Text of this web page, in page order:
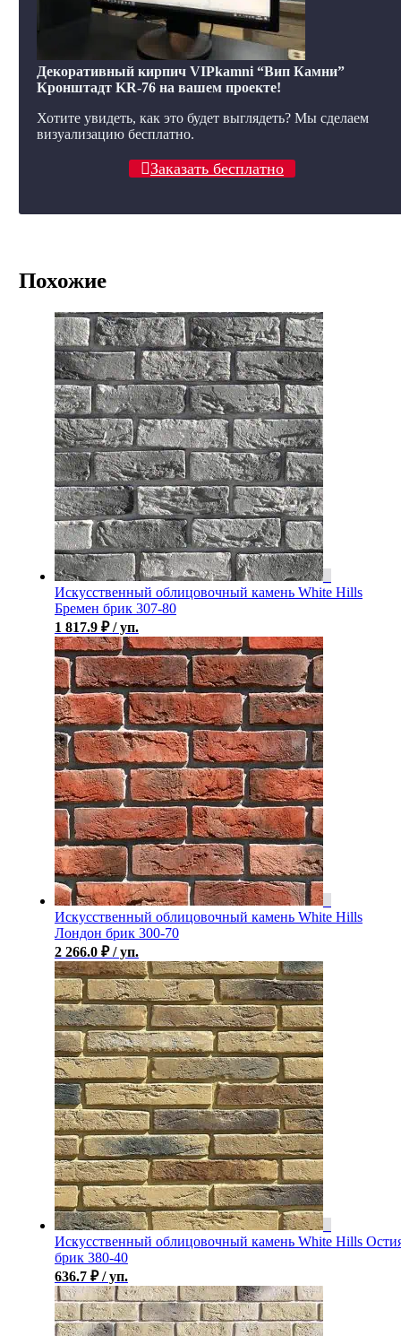
Декоративный кирпич VIPkamni “Вип Камни”
Кронштадт KR-76 на вашем проекте!
Хотите увидеть, как это будет выглядеть? Мы сделаем
визуализацию бесплатно.
Заказать бесплатно
Похожие
Искусственный облицовочный камень White Hills
Бремен брик 307-80
1 817.9 ₽ / уп.
Искусственный облицовочный камень White Hills
Лондон брик 300-70
2 266.0 ₽ / уп.
Искусственный облицовочный камень White Hills
брик 380-40
636.7 ₽ / уп.